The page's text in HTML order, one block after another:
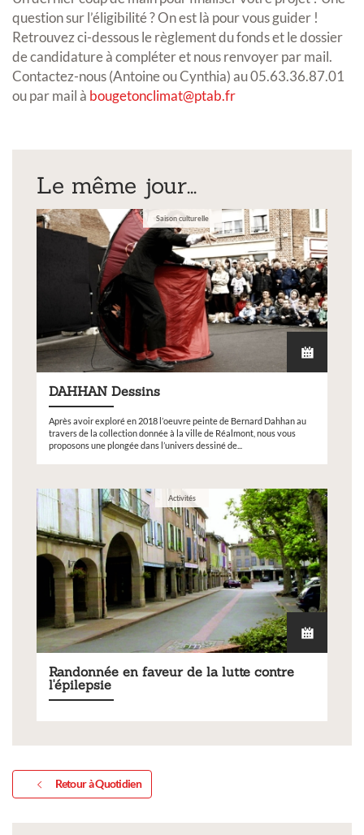
question sur l’éligibilité ? On est là pour vous guider !
Retrouvez ci-dessous le règlement du fonds et le dossier
de candidature à compléter et nous renvoyer par mail.
Contactez-nous (Antoine ou Cynthia) au 05.63.36.87.01
ou par mail à bougetonclimat@ptab.fr
Le même jour...
Saison culturelle
DAHHAN Dessins
Après avoir exploré en 2018 l’oeuvre peinte de Bernard Dahhan au
travers de la collection donnée à la ville de Réalmont, nous vous
proposons une plongée dans l’univers dessiné de...
Activités
Randonnée en faveur de la lutte contre
l'épilepsie
Retour à Quotidien